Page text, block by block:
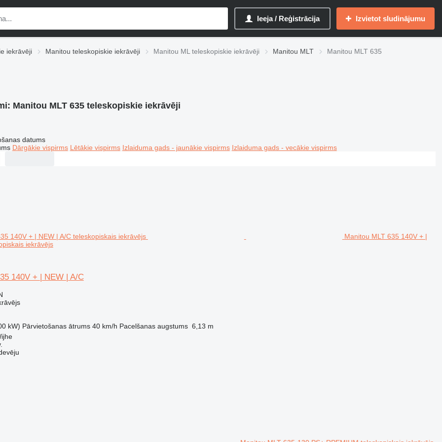
Ieeja / Reģistrācija Izvietot sludinājumu
iekrāvēji Manitou teleskopiskie iekrāvēji Manitou ML teleskopiskie iekrāvēji Manitou MLT Manitou MLT 635
Manitou MLT 635 teleskopiskie iekrāvēji
datums
Dārgākie vispirms Lētākie vispirms Izlaiduma gads - jaunākie vispirms Izlaiduma gads - vecākie vispirms
Manitou MLT 635 140V + |
iekrāvējs
140V + | NEW | A/C
kW) Pārvietošanas ātrums 40 km/h Pacelšanas augstums 6,13 m